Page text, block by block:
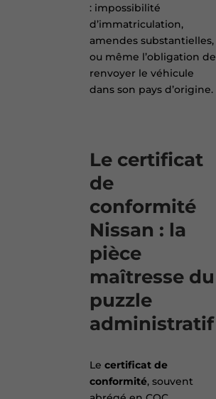
: impossibilité
d’immatriculation,
amendes substantielles,
ou même l’obligation de
renvoyer le véhicule
dans son pays d’origine.
Le certificat
de
conformité
Nissan : la
pièce
maîtresse du
puzzle
administratif
Lecertificat de
conformité, souvent